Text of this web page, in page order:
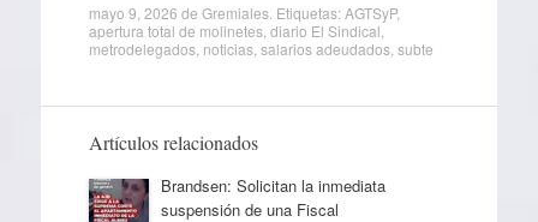
mayo 9, 2026 de Gremiales. Etiquetas:AGTSyP,
apertura total de molinetes, diario El Sindical
metrodelegados, noticias, salarios adeudados, subte
Artículos relacionados
Brandsen: Solicitan la inmediata
suspensión de una Fiscal